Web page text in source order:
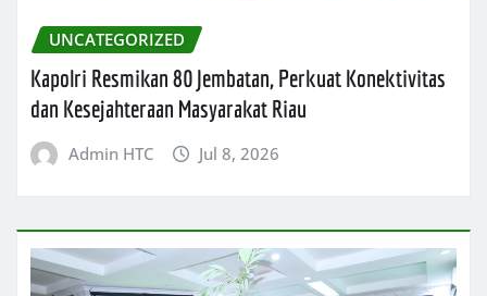
UNCATEGORIZED
Kapolri Resmikan 80 Jembatan, Perkuat Konektivitas
dan Kesejahteraan Masyarakat Riau
Admin HTC Jul 8, 2026